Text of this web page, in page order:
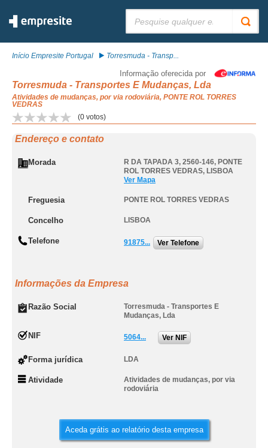
Início Empresite Portugal Torresmuda - Transp...
Informação oferecida por
Torresmuda - Transportes E Mudanças, Lda
Atividades de mudanças, por via rodoviária, PONTE ROL TORRES
VEDRAS
(0 votos)
Endereço e contato
Morada R DA TAPADA 3, 2560-146, PONTE
ROL TORRES VEDRAS, LISBOA
Ver Mapa
Freguesia PONTE ROL TORRES VEDRAS
Concelho LISBOA
Telefone 91875... Ver Telefone
Informações da Empresa
Razão Social
Torresmuda - Transportes E
Mudanças, Lda
NIF 5064... Ver NIF
Forma jurídica LDA
Atividade
Atividades de mudanças, por via
rodoviária
Aceda grátis ao relatório desta empresa